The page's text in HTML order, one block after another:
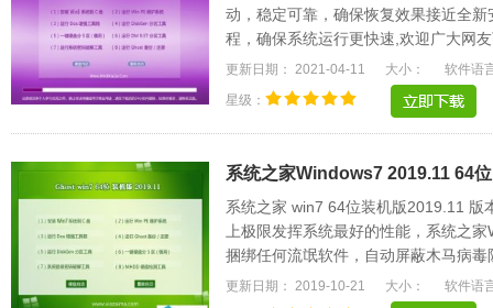
动，稳定可靠，确保恢复效果接近全
程，确保系统运行更快速,欢迎广大网
驱动能自动识别.....
更新日期： 2021-04-11 大小：
软件语
星级：
系统之家Windows7 2019.11 64
系统之家 win7 64位装机版2019.11 版
上极限发挥系统最好的性能，系统之
捆绑任何流氓软件，自动屏蔽木马病
惯作细心设置。.....
更新日期： 2019-10-21 大小：
软件语